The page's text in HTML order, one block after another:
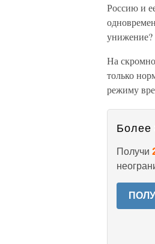
Россию и
унижение?
На
только
режиму
Более
Получи